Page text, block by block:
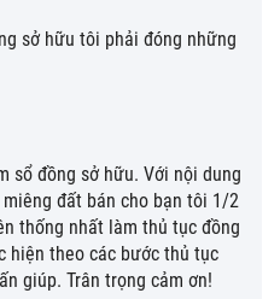
sở hữu tôi phải đóng những
sổ đồng sở hữu. Với nội dung
đất bán cho bạn tôi 1/2
thống nhất làm thủ tục đồng
hiện theo các bước thủ tục
giúp. Trân trọng cảm ơn!